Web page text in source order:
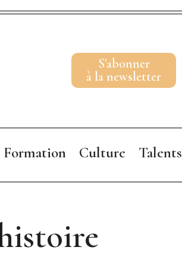
S'abonner
à la newsletter
Formation Culture Talents